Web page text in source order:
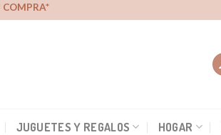
JUGUETES Y REGALOS HOGAR